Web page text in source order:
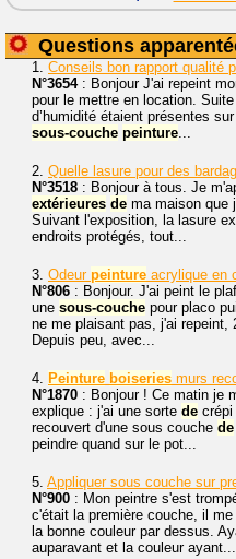
Questions
1. Conseils bon rapport qualité
N°3654: Bonjour J'ai repeint
pour le mettre en location.
d’humidité étaient présentes
sous-couche peinture...
2. Quelle lasure pour des
N°3518 : Bonjour à tous. Je
extérieures de ma maison que
Suivant l'exposition, la lasure
endroits protégés, tout...
3. Odeur peinture acrylique en
N°806 : Bonjour. J'ai peint le
une sous-couche pour placo
ne me plaisant pas, j'ai
Depuis peu, avec...
4. Peinture boiseries murs
N°1870 : Bonjour ! Ce matin je
explique : j'ai une sorte de crépi
recouvert d'une sous couche de
peindre quand sur le pot...
5. Appliquer sous couche sur
N°900 : Mon peintre s'est
c'était la première couche, il
la bonne couleur par dessus.
auparavant et la couleur ayant...